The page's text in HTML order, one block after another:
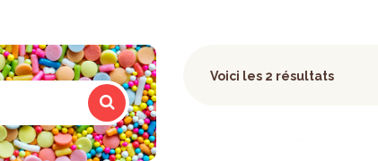
Voici les 2 résultats